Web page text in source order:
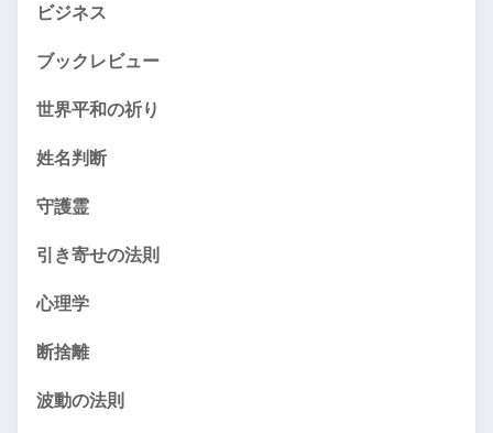
ビジネス
ブックレビュー
世界平和の祈り
姓名判断
守護霊
引き寄せの法則
心理学
断捨離
波動の法則